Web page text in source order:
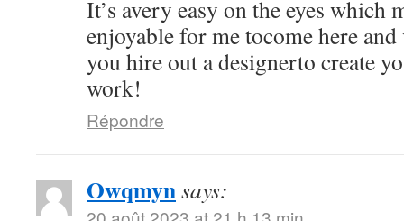
It’s avery easy on the eyes which
enjoyable for me tocome here
you hire out a designerto create
work!
Répondre
Owqmynsays: